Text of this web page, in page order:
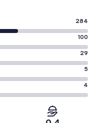
284
100
29
5
4